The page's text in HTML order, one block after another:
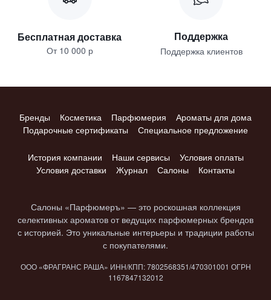
Бесплатная доставка
От 10 000 р
Поддержка
Поддержка клиентов
Бренды Косметика Парфюмерия
Ароматы для дома
Подарочные сертификаты
Специальное предложение
История компании Наши сервисы
Условия оплаты
Условия доставки
Журнал Салоны Контакты
Салоны «Парфюмеръ» — это роскошная коллекция
селективных ароматов от ведущих парфюмерных брендов
с историей. Это уникальные интерьеры и традиции работы
с покупателями.
ООО «ФРАГРАНС РАША» ИНН/КПП: 7802​568351/4703​01001 ОГРН
1167847​132012